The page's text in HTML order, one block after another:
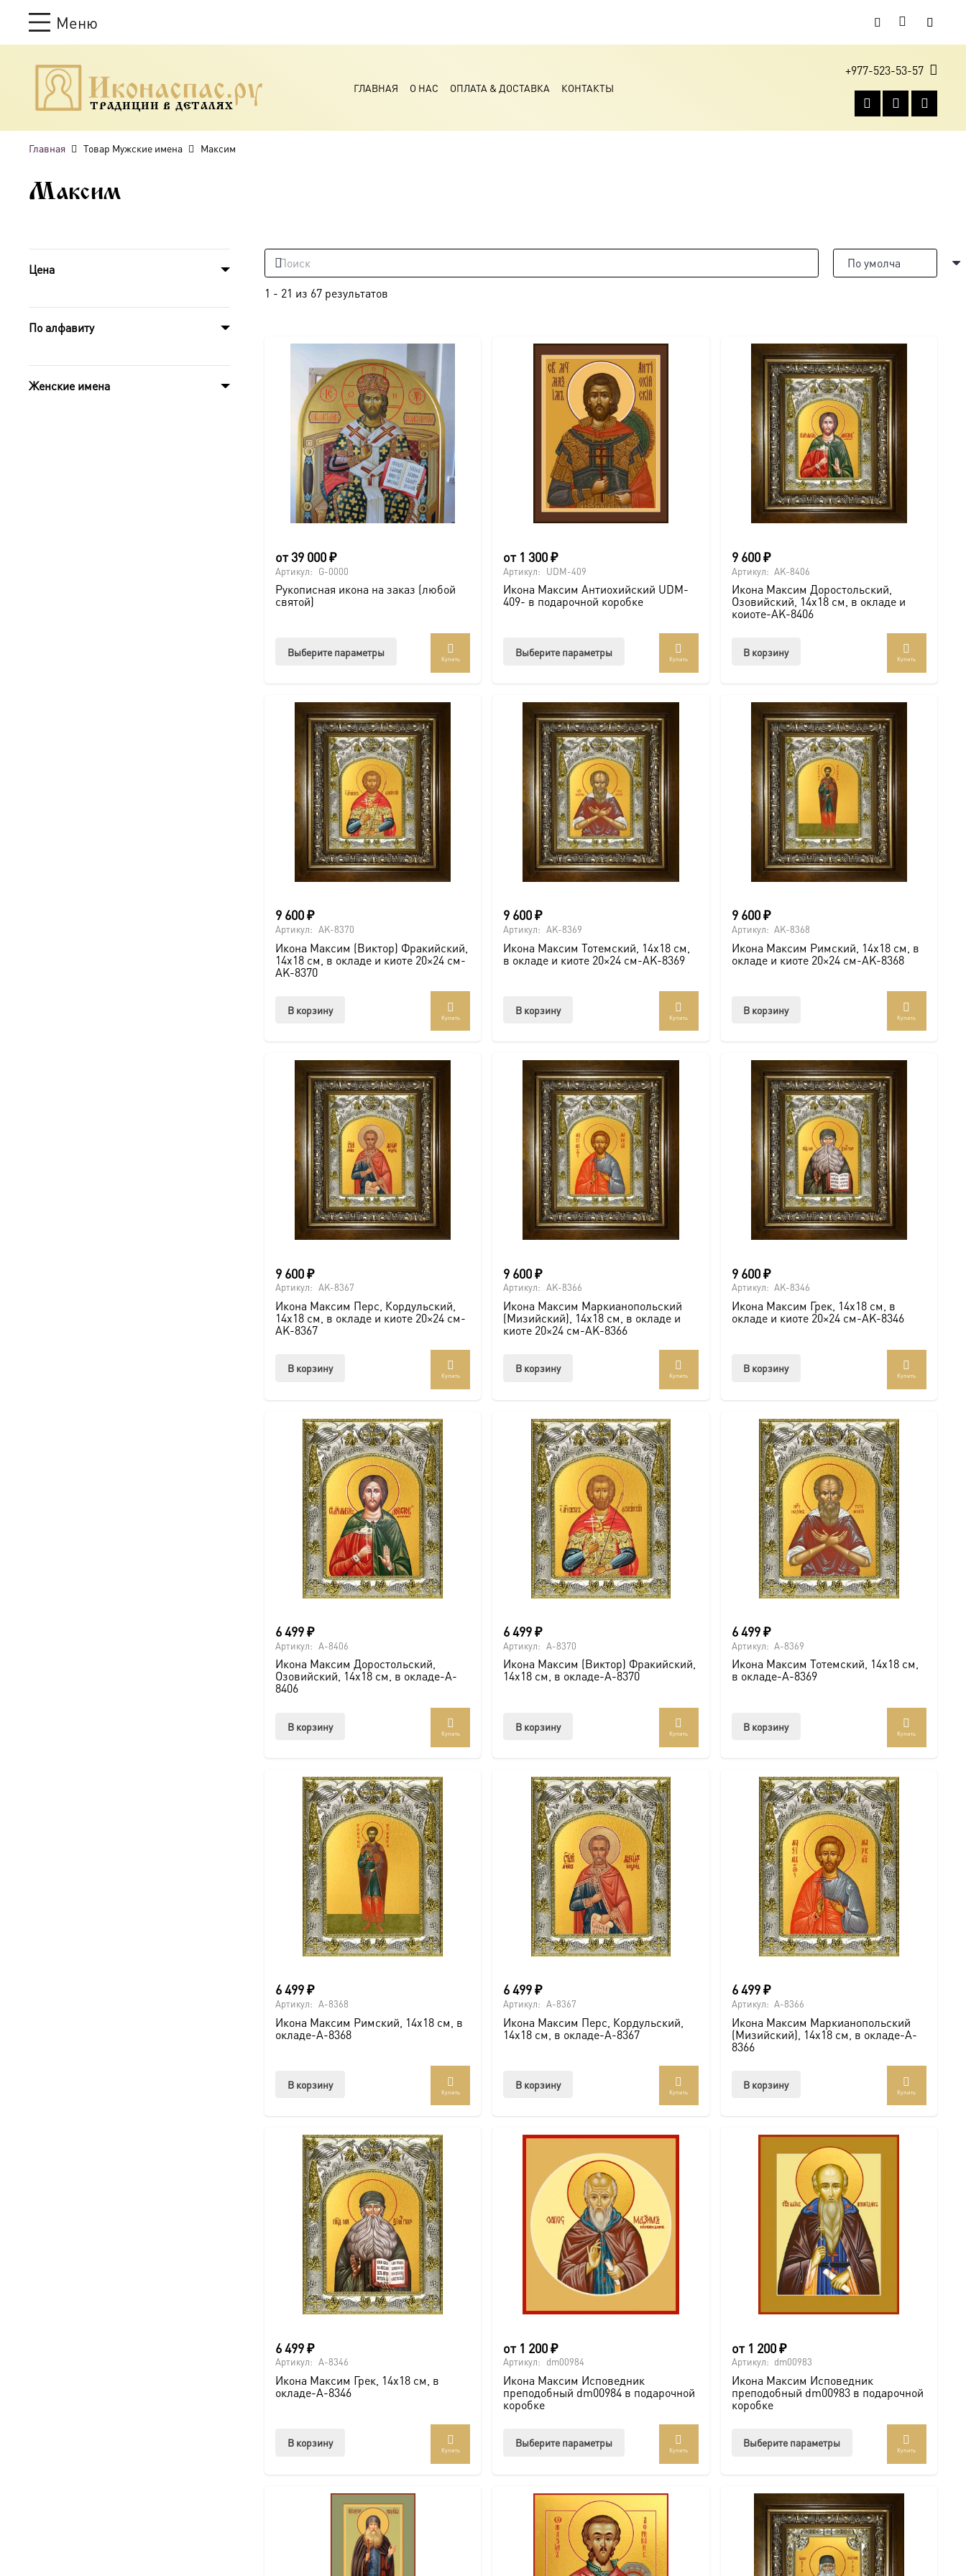
Меню
ТРАДИЦИИ В ДЕТАЛЯХ
ГЛАВНАЯ О НАС ОПЛАТА & ДОСТАВКА КОНТАКТЫ
+977-523-53-57
Главная Товар Мужские имена Максим
Максим
Цена
По алфавиту
Женские имена
1 - 21 из 67 результатов
от39 000₽
Артикул: G-0000
Рукописная икона на заказ (любой
святой)
Выберите параметры
вариаций.
Опции
можно
выбрать
на
странице
товара.
Купить
от 1 300₽
Артикул: UDM-409
Икона Максим Антиохийский UDM-
409- в подарочной коробке
Выберите параметры
вариаций.
Опции
можно
выбрать
на
странице
товара.
Купить
9 600₽
Артикул: AK-8406
Икона Максим Доростольский,
Озовийский, 14х18 см, в окладе и
коиоте-AK-8406
В корзину
Купить
9 600₽
Артикул: AK-8370
Икона Максим (Виктор) Фракийский,
14х18 см, в окладе и киоте 20×24 см-
AK-8370
В корзину
Купить
9 600₽
Артикул: AK-8369
Икона Максим Тотемский, 14х18 см,
в окладе и киоте 20×24 см-AK-8369
В корзину
Купить
9 600₽
Артикул: AK-8368
Икона Максим Римский, 14х18 см, в
окладе и киоте 20×24 см-AK-8368
В корзину
Купить
9 600₽
Артикул: AK-8367
Икона Максим Перс, Кордульский,
14х18 см, в окладе и киоте 20×24 см-
AK-8367
В корзину
Купить
9 600₽
Артикул: AK-8366
Икона Максим Маркианопольский
(Мизийский), 14х18 см, в окладе и
киоте 20×24 см-AK-8366
В корзину
Купить
9 600₽
Артикул: AK-8346
Икона Максим Грек, 14х18 см, в
окладе и киоте 20×24 см-AK-8346
В корзину
Купить
6 499₽
Артикул: A-8406
Икона Максим Доростольский,
Озовийский, 14х18 см, в окладе-A-
8406
В корзину
Купить
6 499₽
Артикул: A-8370
Икона Максим (Виктор) Фракийский,
14х18 см, в окладе-A-8370
В корзину
Купить
6 499₽
Артикул: A-8369
Икона Максим Тотемский, 14х18 см,
в окладе-A-8369
В корзину
Купить
6 499₽
Артикул: A-8368
Икона Максим Римский, 14х18 см, в
окладе-A-8368
В корзину
Купить
6 499₽
Артикул: A-8367
Икона Максим Перс, Кордульский,
14х18 см, в окладе-A-8367
В корзину
Купить
6 499₽
Артикул: A-8366
Икона Максим Маркианопольский
(Мизийский), 14х18 см, в окладе-A-
8366
В корзину
Купить
6 499₽
Артикул: A-8346
Икона Максим Грек, 14х18 см, в
окладе-A-8346
В корзину
Купить
от 1 200₽
Артикул: dm00984
Икона Максим Исповедник
преподобный dm00984 в подарочной
коробке
Выберите параметры
вариаций.
Опции
можно
выбрать
Купить
от 1 200₽
Артикул: dm00983
Икона Максим Исповедник
преподобный dm00983 в подарочной
коробке
Выберите параметры
вариаций.
Опции
можно
выбрать
Купить